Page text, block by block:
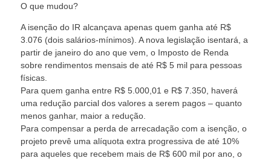
O que mudou?
A isenção do IR alcançava apenas quem ganha até R$
3.076 (dois salários-mínimos). A nova legislação isentará, a
partir de janeiro do ano que vem, o Imposto de Renda
sobre rendimentos mensais de até R$ 5 mil para pessoas
físicas.
Para quem ganha entre R$ 5.000,01 e R$ 7.350, haverá
uma redução parcial dos valores a serem pagos – quanto
menos ganhar, maior a redução.
Para compensar a perda de arrecadação com a isenção, o
projeto prevê uma alíquota extra progressiva de até 10%
para aqueles que recebem mais de R$ 600 mil por ano, o